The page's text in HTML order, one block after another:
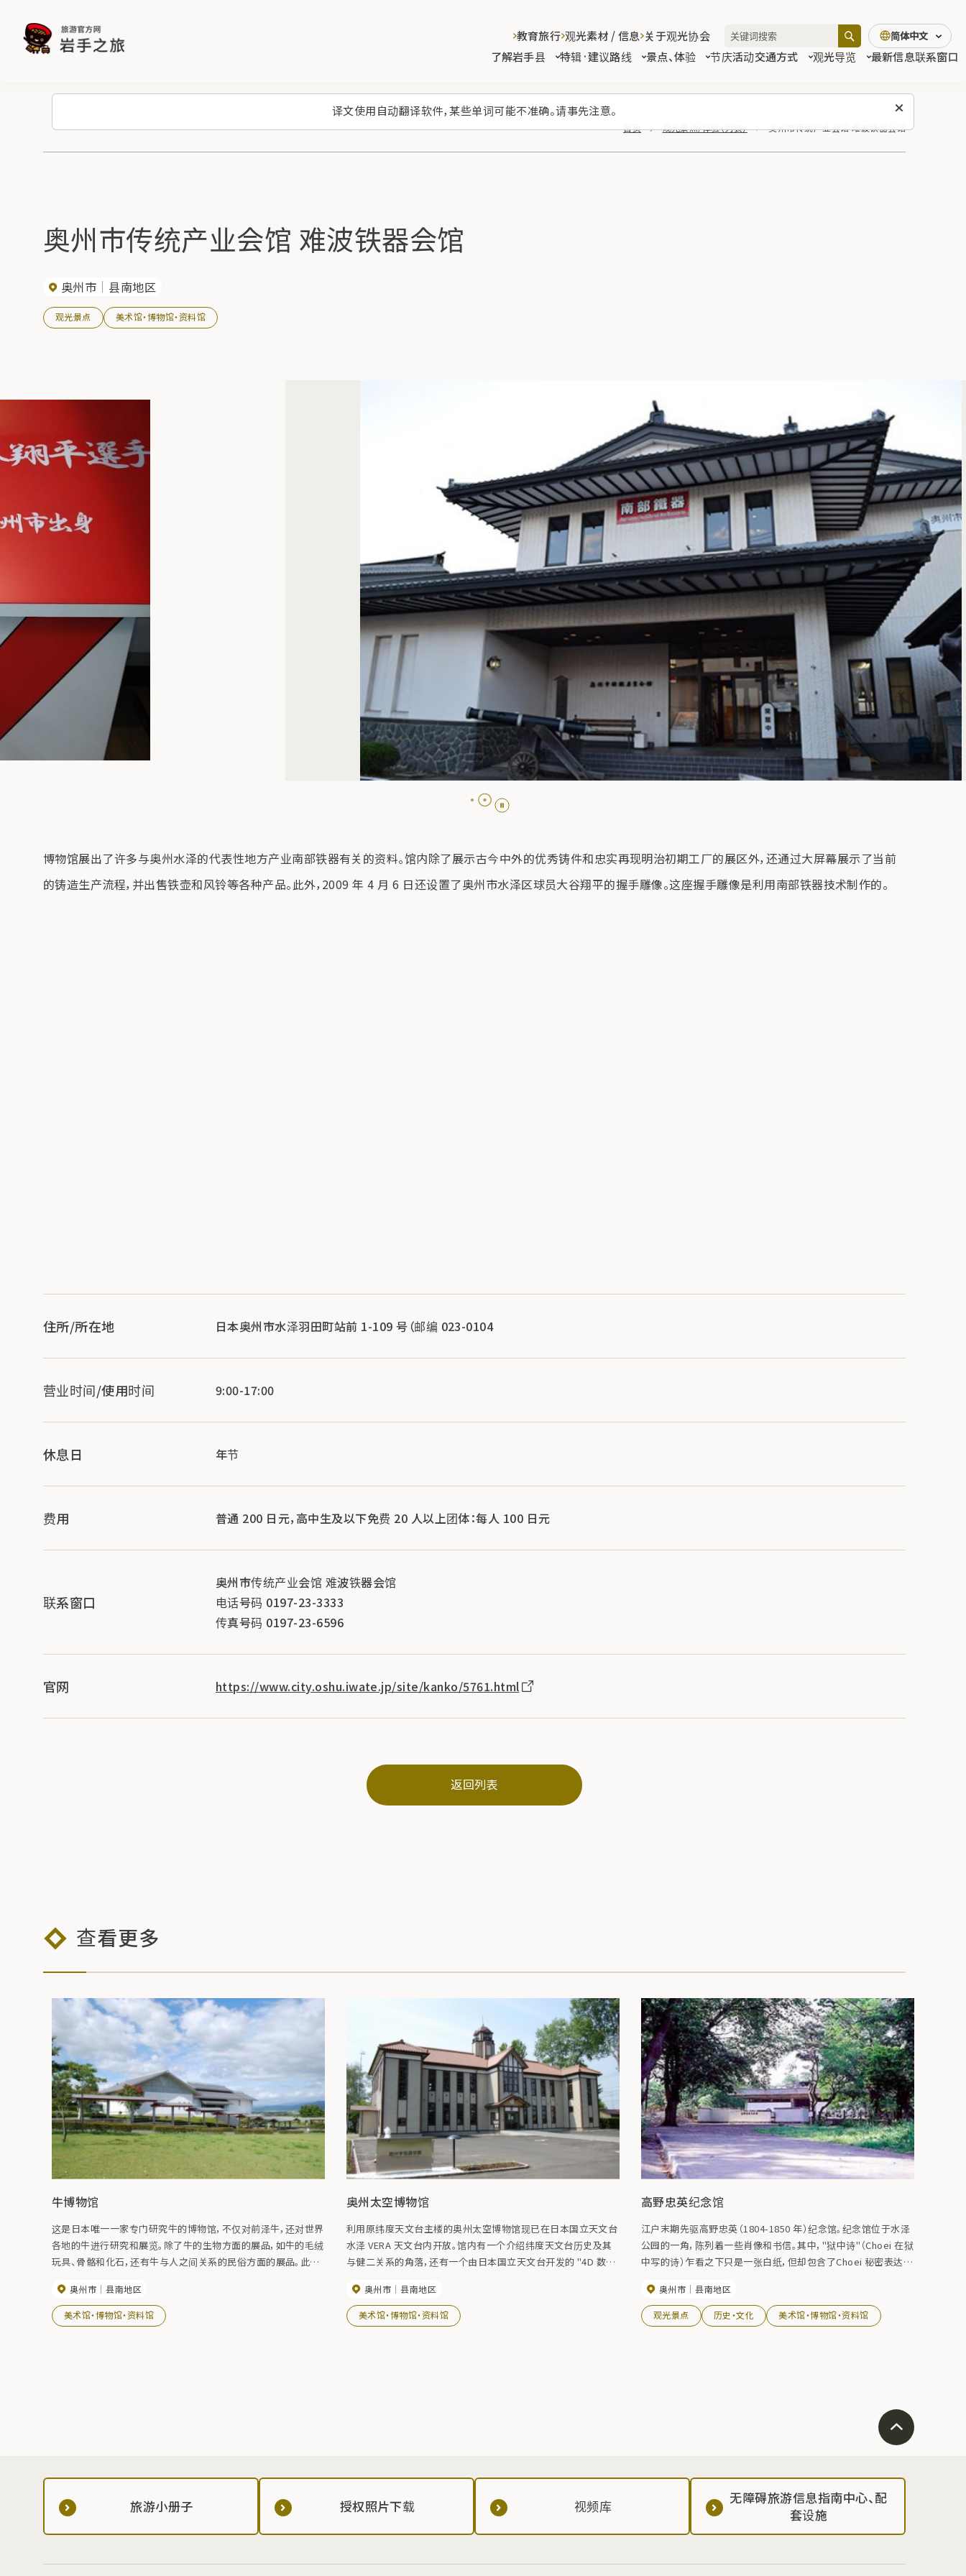
译文使用自动翻译软件，某些单词可能不准确。请事先注意。
了解岩手县 特辑·建议路线 景点、体验 节庆活动交通方式 观光导览 最新信息联系窗口
教育旅行 观光素材 / 信息 关于观光协会 简体中文
首页 观光景点/体验（列表） 奥州市传统产业会馆 难波铁器会馆
奥州市传统产业会馆 难波铁器会馆
奥州市 县南地区
观光景点 美术馆・博物馆・资料馆
博物馆展出了许多与奥州水泽的代表性地方产业南部铁器有关的资料。馆内除了展示古今中外的优秀铸件和忠实再现明治初期工厂的展区外，还通过大屏幕展示了当前
的铸造生产流程，并出售铁壶和风铃等各种产品。此外，2009 年 4 月 6 日还设置了奥州市水泽区球员大谷翔平的握手雕像。这座握手雕像是利用南部铁器技术制作的。
住所/所在地 日本奥州市水泽羽田町站前 1-109 号（邮编 023-0104
营业时间/使用时间 9:00-17:00
休息日 年节
费用 普通 200 日元，高中生及以下免费 20 人以上团体：每人 100 日元
联系窗口
奥州市传统产业会馆 难波铁器会馆
电话号码 0197-23-3333
传真号码 0197-23-6596
官网 https://www.city.oshu.iwate.jp/site/kanko/5761.html
返回列表
查看更多
牛博物馆
这是日本唯一一家专门研究牛的博物馆，不仅对前泽牛，还对世界
各地的牛进行研究和展览。除了牛的生物方面的展品，如牛的毛绒
玩具、骨骼和化石，还有牛与人之间关系的民俗方面的展品。此
都能愉快地观赏展览。
奥州市 县南地区
美术馆・博物馆・资料馆
奥州太空博物馆
利用原纬度天文台主楼的奥州太空博物馆现已在日本国立天文台
水泽 VERA 天文台内开放。馆内有一个介绍纬度天文台历史及其
与健二关系的角落，还有一个由日本国立天文台开发的 "4D 数字
文观测、研讨会和其他活动。
奥州市 县南地区
美术馆・博物馆・资料馆
高野忠英纪念馆
江户末期先驱高野忠英（1804-1850 年）纪念馆。纪念馆位于水泽
公园的一角，陈列着一些肖像和书信。其中，"狱中诗"（Choei 在狱
中写的诗）乍看之下只是一张白纸，但却包含了Choei 秘密表达的
国家重要文化遗产。
奥州市 县南地区
观光景点 历史・文化 美术馆・博物馆・资料馆
旅游小册子 授权照片下载 视频库
无障碍旅游信息指南中心、配
套设施